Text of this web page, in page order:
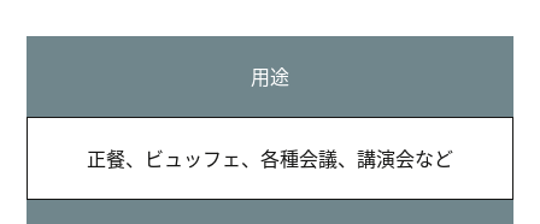
用途
正餐、ビュッフェ、各種会議、講演会など